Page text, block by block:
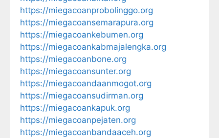
https://miegacoanprobolinggo.org
https://miegacoansemarapura.org
https://miegacoankebumen.org
https://miegacoankabmajalengka.org
https://miegacoanbone.org
https://miegacoansunter.org
https://miegacoandaanmogot.org
https://miegacoansudirman.org
https://miegacoankapuk.org
https://miegacoanpejaten.org
https://miegacoanbandaaceh.org